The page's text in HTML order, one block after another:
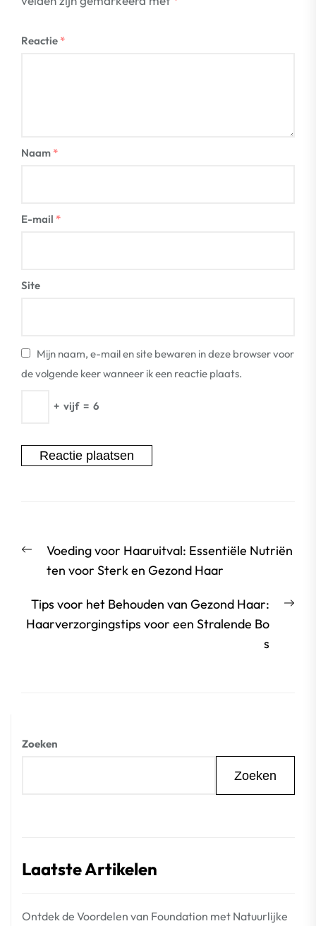
Reactie *
Naam *
E-mail *
Site
Mijn naam, e-mail en site bewaren in deze browser voor
de volgende keer wanneer ik een reactie plaats.
+ vijf = 6
Vorige
bericht:
Voeding voor Haaruitval: Essentiële Nutriën
ten voor Sterk en Gezond Haar
Tips voor het Behouden van Gezond Haar:
Haarverzorgingstips voor een Stralende Bo
s
Zoeken
Zoeken
Laatste Artikelen
Ontdek de Voordelen van Foundation met Natuurlijke